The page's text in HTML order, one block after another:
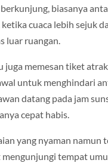
biasanya
cuaca lebih sejuk
luar ruangan.
juga memesan tiket
untuk menghindari
datang pada jam
cepat habis.
yang nyaman namun
tempat